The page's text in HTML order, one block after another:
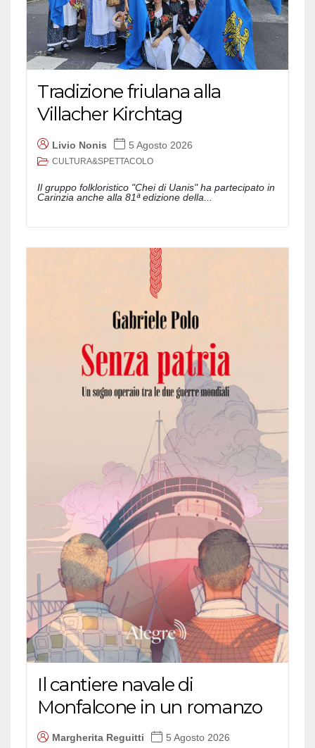
Tradizione friulana alla
Villacher Kirchtag
Livio Nonis 5 Agosto 2026
CULTURA&SPETTACOLO
Il gruppo folkloristico "Chei di Uanis" ha partecipato in
Carinzia anche alla 81ª edizione della...
Il cantiere navale di
Monfalcone in un romanzo
Margherita Reguitti 5 Agosto 2026